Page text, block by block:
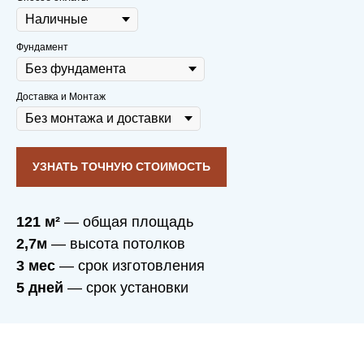
Фундамент
Доставка и Монтаж
УЗНАТЬ ТОЧНУЮ СТОИМОСТЬ
121 м² — общая площадь
2,7м — высота потолков
3 мес — срок изготовления
5 дней — срок установки
дополнительного освещения
не требуется.
Продуманная система вентиляции
пропускает достаточно воздуха для